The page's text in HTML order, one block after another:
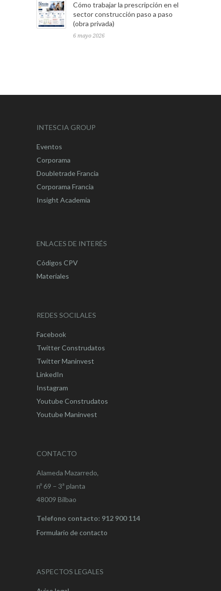
Cómo trabajar la prescripción en el
sector construcción paso a paso
(obra privada)
6 mayo 2026
INTESCIA GROUP
Eventos
Corporama
Doubletrade Francia
Corporama Francia
Insight Academia
ENLACES DE INTERÉS
Códigos CPV
Materiales
REDES SOCILALES
Facebook
Twitter Construdatos
Twitter Maninvest
LinkedIn
Instagram
Youtube Construdatos
Youtube Maninvest
CONTACTO
Alameda Mazarredo,
nº 69 – 3ª planta
48009 Bilbao
Telefono contacto: 912 900 114
Formulario de contacto
ASPECTOS LEGALES